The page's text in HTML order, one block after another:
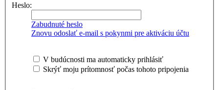
Heslo:
Zabudnuté heslo
Znovu odoslať e-mail s pokynmi pre aktiváciu účtu
V budúcnosti ma automaticky prihlásiť
Skrýť moju prítomnosť počas tohoto pripojenia